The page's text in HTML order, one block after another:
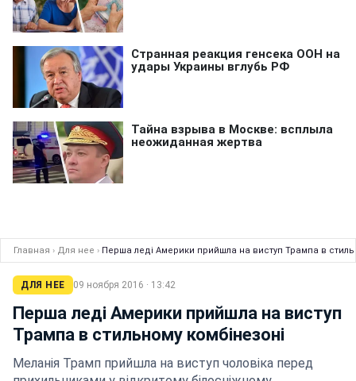
Главная › Для нее › Перша леді Америки прийшла на виступ Трампа в
ДЛЯ НЕЕ 09 ноября 2016 · 13:42
Перша леді Америки прийшла на виступ
Трампа в стильному комбінезоні
Меланія Трамп прийшла на виступ чоловіка перед